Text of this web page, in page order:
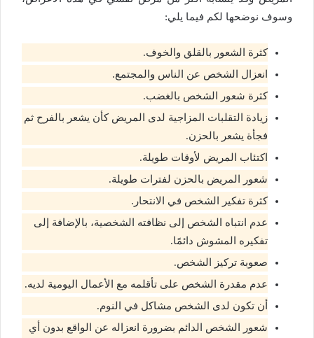
وسوف نوضحها لكم فيما يلي:
كثرة الشعور بالقلق والخوف.
انعزال الشخص عن الناس والمجتمع.
كثرة شعور الشخص بالغضب.
زيادة التقلبات المزاجية لدى المريض كأن يشعر بالفرح ثم
فجأة يشعر بالحزن.
اكتئاب المريض لأوقات طويلة.
شعور المريض بالحزن لفترات طويلة.
كثرة تفكير الشخص في الانتحار.
عدم انتباه الشخص إلى نظافته الشخصية، بالإضافة إلى
تفكيره المشوش دائمًا.
صعوبة تركيز الشخص.
عدم مقدرة الشخص على تأقلمه مع الأعمال اليومية لديه.
أن تكون لدى الشخص مشاكل في النوم.
شعور الشخص الدائم بضرورة انعزاله عن الواقع بدون أي